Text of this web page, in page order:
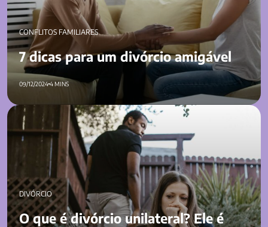
CONFLITOS FAMILIARES
7 dicas para um divórcio amigável
09/12/20244 MINS
O que é divórcio unilateral? Ele é permitido no Brasil?
DIVÓRCIO
O que é divórcio unilateral? Ele é